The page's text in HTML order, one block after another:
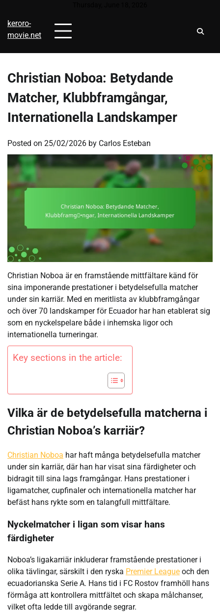
content
keroro-
movie.net
Christian Noboa: Betydande
Matcher, Klubbframgångar,
Internationella Landskamper
Posted on 25/02/2026 by Carlos Esteban
Christian Noboa är en framstående mittfältare känd för
sina imponerande prestationer i betydelsefulla matcher
under sin karriär. Med en meritlista av klubbframgångar
och över 70 landskamper för Ecuador har han etablerat sig
som en nyckelspelare både i inhemska ligor och
internationella turneringar.
Key sections in the article:
Vilka är de betydelsefulla matcherna i
Christian Noboa’s karriär?
Christian Noboa har haft många betydelsefulla matcher
under sin karriär, där han har visat sina färdigheter och
bidragit till sina lags framgångar. Hans prestationer i
ligamatcher, cupfinaler och internationella matcher har
befäst hans rykte som en talangfull mittfältare.
Nyckelmatcher i ligan som visar hans
färdigheter
Noboa’s ligakarriär inkluderar framstående prestationer i
olika tävlingar, särskilt i den ryska Premier League och den
ecuadorianska Serie A. Hans tid i FC Rostov framhöll hans
förmåga att kontrollera mittfältet och skapa målchanser,
vilket ofta ledde till avgörande segrar.